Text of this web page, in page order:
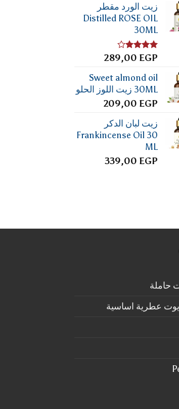
زيت الورد مقطر
Distilled ROSE OIL
30ML
تم
4.00
5
289,00 EGP
Sweet almond oil
30ML زيت اللوز الحلو
209,00 EGP
زيت لبان الدكر
Frankincense Oil 30
ML
339,00 EGP